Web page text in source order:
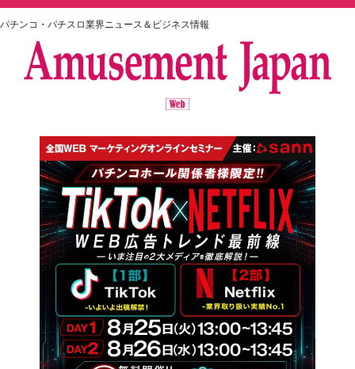
パチンコ・パチスロ業界ニュース＆ビジネス情報